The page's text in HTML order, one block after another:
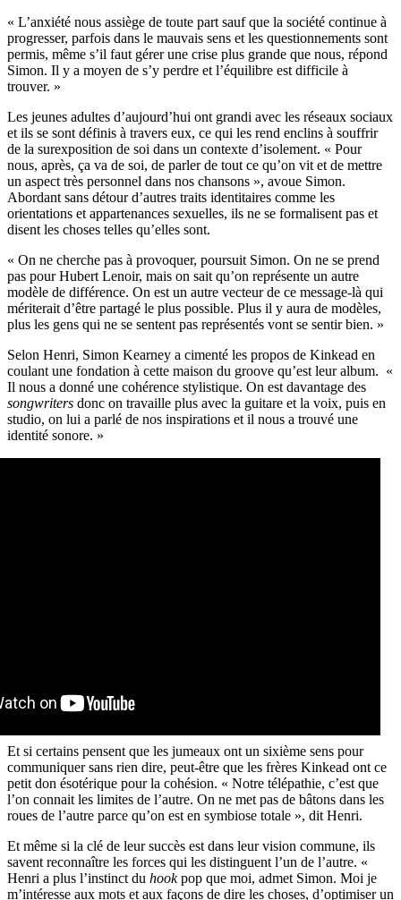
« L’anxiété nous assiège de toute part sauf que la société continue à
progresser, parfois dans le mauvais sens et les questionnements sont
permis, même s’il faut gérer une crise plus grande que nous, répond
Simon. Il y a moyen de s’y perdre et l’équilibre est difficile à
trouver. »
Les jeunes adultes d’aujourd’hui ont grandi avec les réseaux sociaux
et ils se sont définis à travers eux, ce qui les rend enclins à souffrir
de la surexposition de soi dans un contexte d’isolement. « Pour
nous, après, ça va de soi, de parler de tout ce qu’on vit et de mettre
un aspect très personnel dans nos chansons », avoue Simon.
Abordant sans détour d’autres traits identitaires comme les
orientations et appartenances sexuelles, ils ne se formalisent pas et
disent les choses telles qu’elles sont.
« On ne cherche pas à provoquer, poursuit Simon. On ne se prend
pas pour Hubert Lenoir, mais on sait qu’on représente un autre
modèle de différence. On est un autre vecteur de ce message-là qui
mériterait d’être partagé le plus possible. Plus il y aura de modèles,
plus les gens qui ne se sentent pas représentés vont se sentir bien. »
Selon Henri, Simon Kearney a cimenté les propos de Kinkead en
coulant une fondation à cette maison du groove qu’est leur album. «
Il nous a donné une cohérence stylistique. On est davantage des
songwriters donc on travaille plus avec la guitare et la voix, puis en
studio, on lui a parlé de nos inspirations et il nous a trouvé une
identité sonore. »
Et si certains pensent que les jumeaux ont un sixième sens pour
communiquer sans rien dire, peut-être que les frères Kinkead ont ce
petit don ésotérique pour la cohésion. « Notre télépathie, c’est que
l’on connait les limites de l’autre. On ne met pas de bâtons dans les
roues de l’autre parce qu’on est en symbiose totale », dit Henri.
Et même si la clé de leur succès est dans leur vision commune, ils
savent reconnaître les forces qui les distinguent l’un de l’autre. «
Henri a plus l’instinct du hookpop que moi, admet Simon. Moi je
m’intéresse aux mots et aux façons de dire les choses, d’optimiser un